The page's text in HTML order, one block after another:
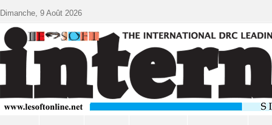
Dimanche, 9 Août 2026